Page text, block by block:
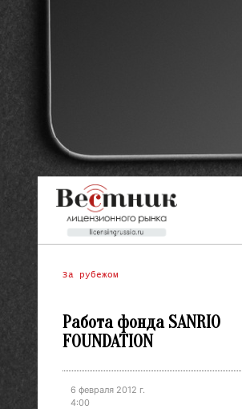
За рубежом
Работа фонда SANRIO
FOUNDATION
6 февраля 2012 г.
4:00